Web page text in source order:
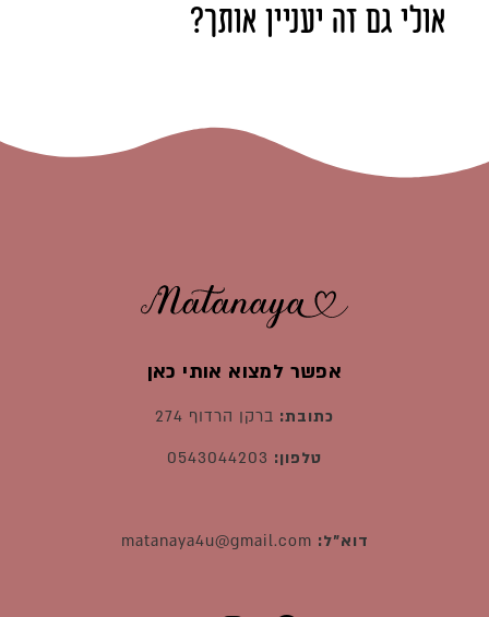
אולי גם זה יעניין אותך?
אפשר למצוא אותי כאן
כתובת: ברקן הרדוף 274
טלפון:
דוא"ל: matanaya4u@gmail.com